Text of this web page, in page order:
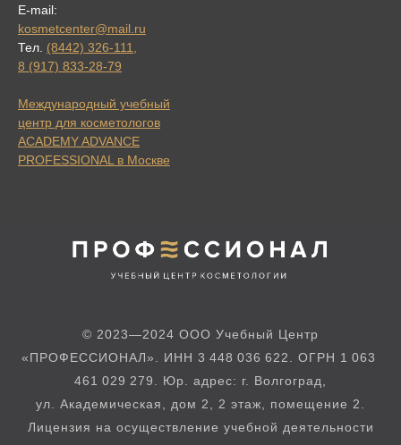
E-mail:
kosmetcenter@mail.ru
Тел. (8442) 326-111,
8 (917) 833-28-79
Международный учебный
центр для косметологов
ACADEMY ADVANCE
PROFESSIONAL в Москве
© 2023—2024 ООО Учебный Центр
«ПРОФЕССИОНАЛ». ИНН 3 448 036 622. ОГРН 1 063
461 029 279. Юр. адрес: г. Волгоград,
ул. Академическая, дом 2, 2 этаж, помещение 2.
Лицензия на осуществление учебной деятельности